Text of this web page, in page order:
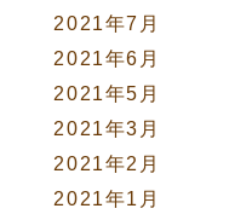
2021年7月
2021年6月
2021年5月
2021年3月
2021年2月
2021年1月